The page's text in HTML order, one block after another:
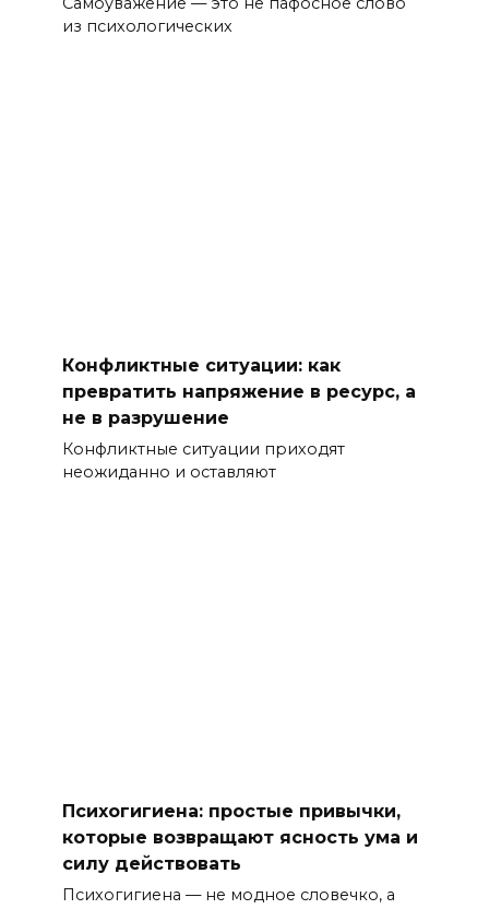
из психологических
Конфликтные ситуации: как
превратить напряжение в ресурс, а
не в разрушение
Конфликтные ситуации приходят
неожиданно и оставляют
Психогигиена: простые привычки,
которые возвращают ясность ума и
силу действовать
Психогигиена — не модное словечко, а